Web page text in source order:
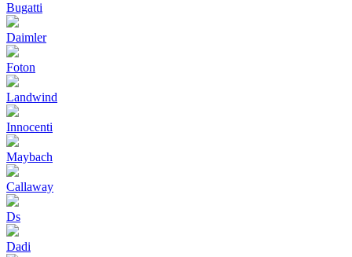
Bugatti
Daimler
Foton
Landwind
Innocenti
Maybach
Callaway
Ds
Dadi